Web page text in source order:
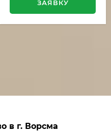
ЗАЯВКУ
в г. Ворсма